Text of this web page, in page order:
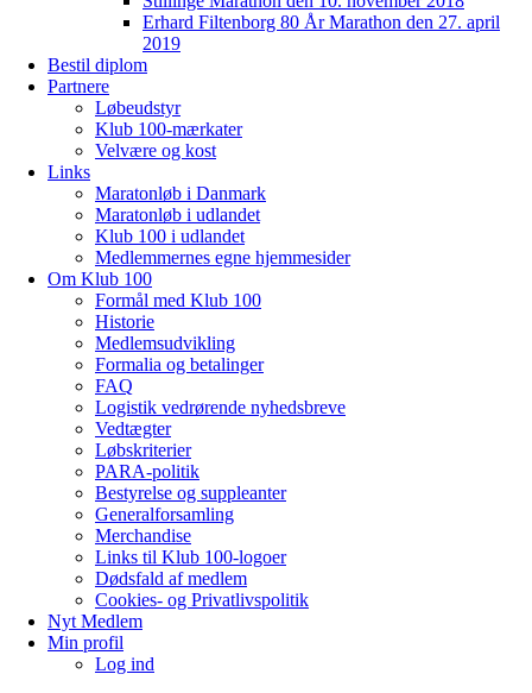
Erhard Filtenborg 80 År Marathon den 27. april
2019
Bestil diplom
Partnere
Løbeudstyr
Klub 100-mærkater
Velvære og kost
Links
Maratonløb i Danmark
Maratonløb i udlandet
Klub 100 i udlandet
Medlemmernes egne hjemmesider
Om Klub 100
Formål med Klub 100
Historie
Medlemsudvikling
Formalia og betalinger
FAQ
Logistik vedrørende nyhedsbreve
Vedtægter
Løbskriterier
PARA-politik
Bestyrelse og suppleanter
Generalforsamling
Merchandise
Links til Klub 100-logoer
Dødsfald af medlem
Cookies- og Privatlivspolitik
Nyt Medlem
Min profil
Log ind